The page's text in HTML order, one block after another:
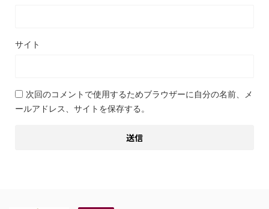
サイト
次回のコメントで使用するためブラウザーに自分の名前、メ
ールアドレス、サイトを保存する。